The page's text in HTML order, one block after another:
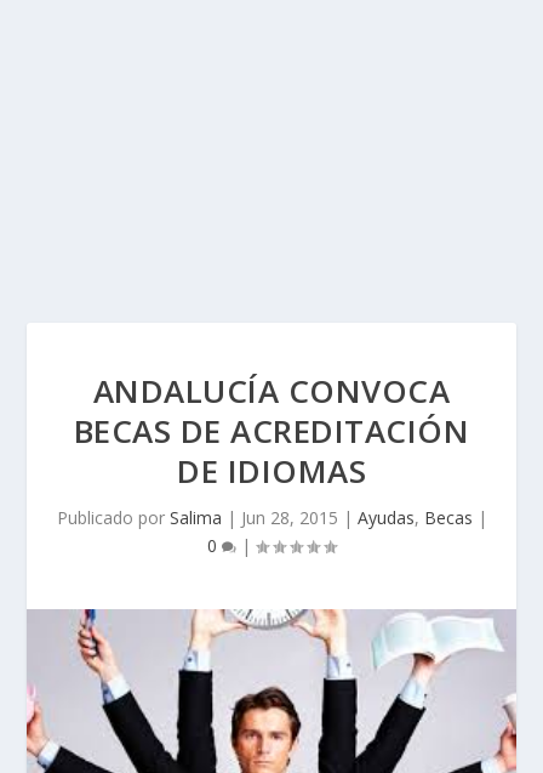
ANDALUCÍA CONVOCA
BECAS DE ACREDITACIÓN
DE IDIOMAS
Publicado por Salima | Jun 28, 2015 | Ayudas, Becas |
0
|